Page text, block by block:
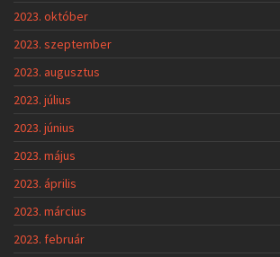
2023. október
2023. szeptember
2023. augusztus
2023. július
2023. június
2023. május
2023. április
2023. március
2023. február